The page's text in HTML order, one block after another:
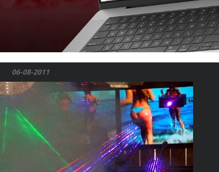
06-08-2011